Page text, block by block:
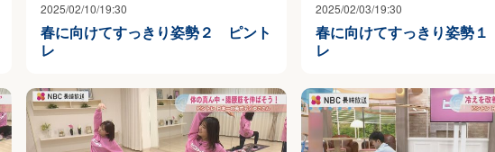
2025/02/10/19:30
春に向けてすっきり姿勢２ ピント
レ
2025/02/03/19:30
春に向けてすっきり姿勢
レ